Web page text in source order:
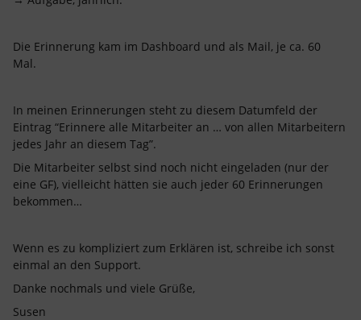
Die Erinnerung kam im Dashboard und als Mail, je ca. 60
Mal.
In meinen Erinnerungen steht zu diesem Datumfeld der
Eintrag “Erinnere alle Mitarbeiter an … von allen Mitarbeitern
jedes Jahr an diesem Tag”.
Die Mitarbeiter selbst sind noch nicht eingeladen (nur der
eine GF), vielleicht hätten sie auch jeder 60 Erinnerungen
bekommen…
Wenn es zu kompliziert zum Erklären ist, schreibe ich sonst
einmal an den Support.
Danke nochmals und viele Grüße,
Susen